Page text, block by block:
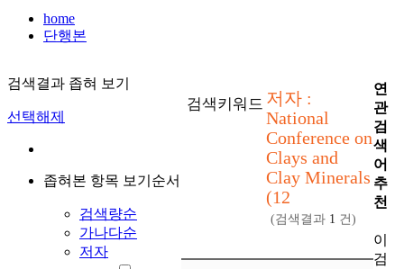
home
단행본
검색결과 좁혀 보기
선택해제
좁혀본 항목 보기순서
검색량순
가나다순
저자
검색키워드 저자 :
National
Conference on
Clays and
Clay Minerals
(12
(검색결과 1 건)
연
관
검
색
어
추
천
이
검